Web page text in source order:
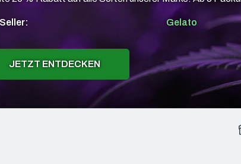
Gelato
JETZT ENTDECKEN